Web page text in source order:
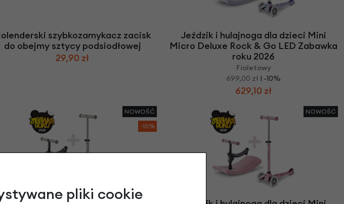
szybkozamykacz zacisk
do obejmy sztycy podsiodłowej
29,90 zł
Jeździk i hulajnoga dla dzieci Mini
Micro Deluxe Rock & Go LED Zabawka
roku 2026
Fioletowy
699,00 zł | -10%
629,10 zł
NOWOŚĆ
-10%
NOWOŚĆ
pliki cookie